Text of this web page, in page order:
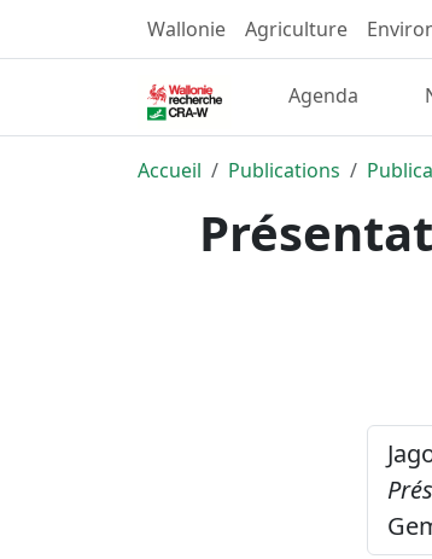
Wallonie Agriculture
Agenda
Accueil Publications